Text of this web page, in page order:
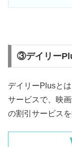
③デイリー
デイリーPlusと
サービスで、映
の割引サービス